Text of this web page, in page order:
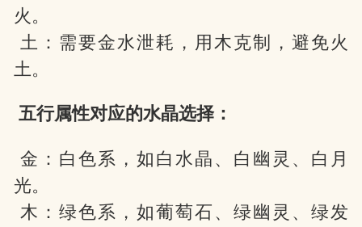
火。
土：需要金水泄耗，用木克制，避免火
土。
五行属性对应的水晶选择：
金：白色系，如白水晶、白幽灵、白月
光。
木：绿色系，如葡萄石、绿幽灵、绿发